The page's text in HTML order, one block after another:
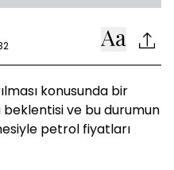
konusunda bir
ve bu durumun
petrol fiyatları